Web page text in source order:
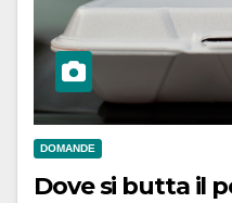
DOMANDE
Dove si butta il